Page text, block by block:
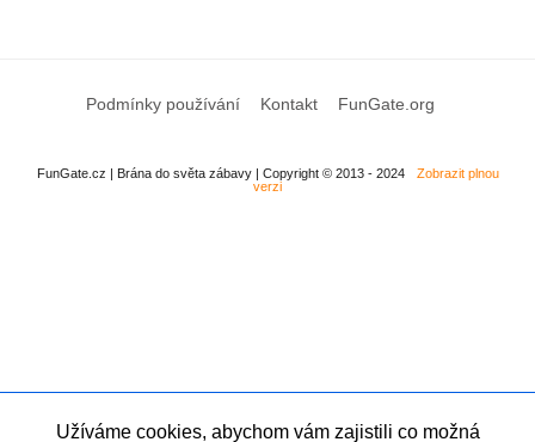
Podmínky používání Kontakt FunGate.org
FunGate.cz | Brána do světa zábavy | Copyright © 2013 - 2024
Zobrazit plnou
verzi
Užíváme cookies, abychom vám zajistili co možná